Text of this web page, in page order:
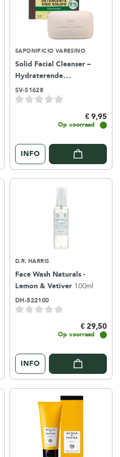
SAPONIFICIO VARESINO
Solid Facial Cleanser –
Hydraterende
Gezichtsreiniger
SV-S1628
€ 9,95
Op voorraad
INFO
D.R. HARRIS
Face Wash Naturals -
Lemon & Vetiver 100ml
DH-522100
€ 29,50
Op voorraad
INFO